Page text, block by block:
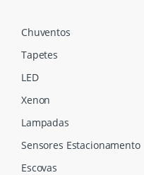
Chuventos
Tapetes
LED
Xenon
Lampadas
Sensores Estacionamento
Escovas